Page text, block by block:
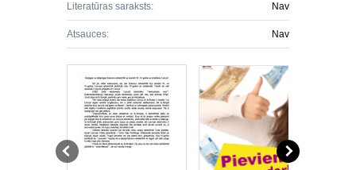
Literatūras saraksts: Nav
Atsauces: Nav